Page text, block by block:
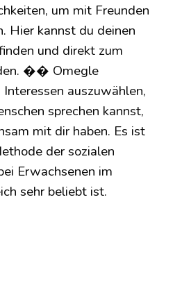
um mit Freunden
Hier kannst du deinen
und direkt zum
�� Omegle
auszuwählen,
sprechen kannst,
mit dir haben. Es ist
der sozialen
Erwachsenen im
sehr beliebt ist.